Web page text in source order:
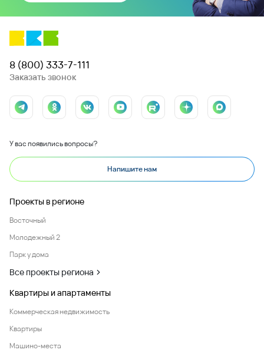
8 (800) 333-7-111
Заказать звонок
У вас появились вопросы?
Напишите нам
Проекты в регионе
Восточный
Молодежный 2
Парк у дома
Все проекты региона
Квартиры и апартаменты
Коммерческая недвижимость
Квартиры
Машино-места